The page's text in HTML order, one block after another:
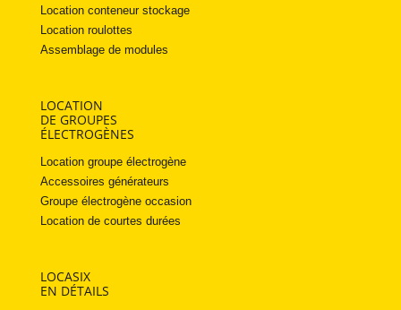
Location conteneur stockage
Location roulottes
Assemblage de modules
LOCATION
DE GROUPES
ÉLECTROGÈNES
Location groupe électrogène
Accessoires générateurs
Groupe électrogène occasion
Location de courtes durées
LOCASIX
EN DÉTAILS